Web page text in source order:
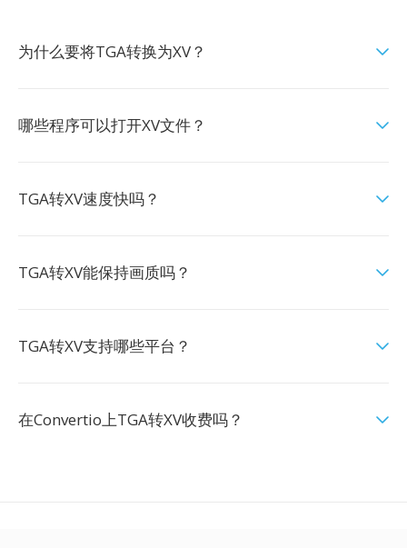
为什么要将TGA转换为XV？
哪些程序可以打开XV文件？
TGA转XV速度快吗？
TGA转XV能保持画质吗？
TGA转XV支持哪些平台？
在Convertio上TGA转XV收费吗？